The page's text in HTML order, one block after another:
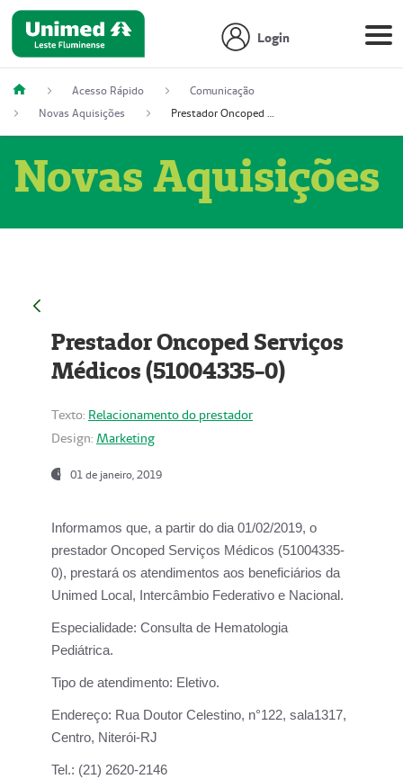
Login
Acesso Rápido
Comunicação
Novas Aquisições
Prestador Oncoped Serviços Médicos (51004335-0)
Novas Aquisições
Prestador Oncoped Serviços
Médicos (51004335-0)
Texto: Relacionamento do prestador
Design: Marketing
01 de janeiro, 2019
Informamos que, a partir do dia 01/02/2019, o
prestador Oncoped Serviços Médicos (51004335-
0), prestará os atendimentos aos beneficiários da
Unimed Local, Intercâmbio Federativo e Nacional.
Especialidade: Consulta de Hematologia
Pediátrica.
Tipo de atendimento: Eletivo.
Endereço: Rua Doutor Celestino, n°122, sala1317,
Centro, Niterói-RJ
Tel.: (21) 2620-2146